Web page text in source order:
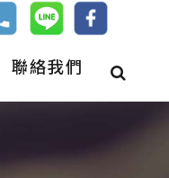
聯絡我們